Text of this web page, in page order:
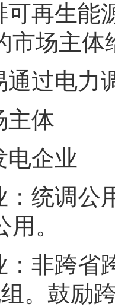
可再生能
市场主体
通过电力
主体
电企业
：统调公
。
：非跨省
。鼓励